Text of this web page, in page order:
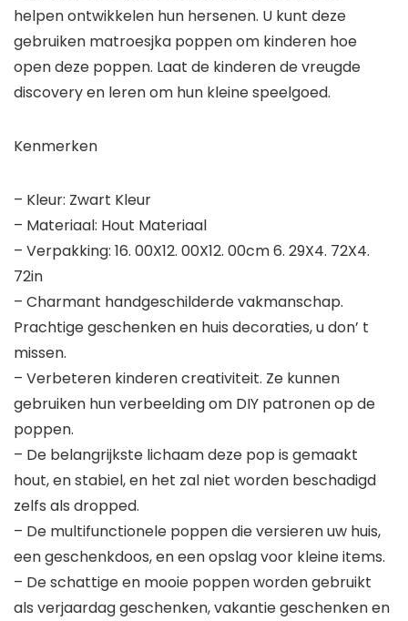
helpen ontwikkelen hun hersenen. U kunt deze
gebruiken matroesjka poppen om kinderen hoe
open deze poppen. Laat de kinderen de vreugde
discovery en leren om hun kleine speelgoed.
Kenmerken
– Kleur: Zwart Kleur
– Materiaal: Hout Materiaal
– Verpakking: 16. 00X12. 00X12. 00cm 6. 29X4. 72X4.
72in
– Charmant handgeschilderde vakmanschap.
Prachtige geschenken en huis decoraties, u don’ t
missen.
– Verbeteren kinderen creativiteit. Ze kunnen
gebruiken hun verbeelding om DIY patronen op de
poppen.
– De belangrijkste lichaam deze pop is gemaakt
hout, en stabiel, en het zal niet worden beschadigd
zelfs als dropped.
– De multifunctionele poppen die versieren uw huis,
een geschenkdoos, en een opslag voor kleine items.
– De schattige en mooie poppen worden gebruikt
als verjaardag geschenken, vakantie geschenken en